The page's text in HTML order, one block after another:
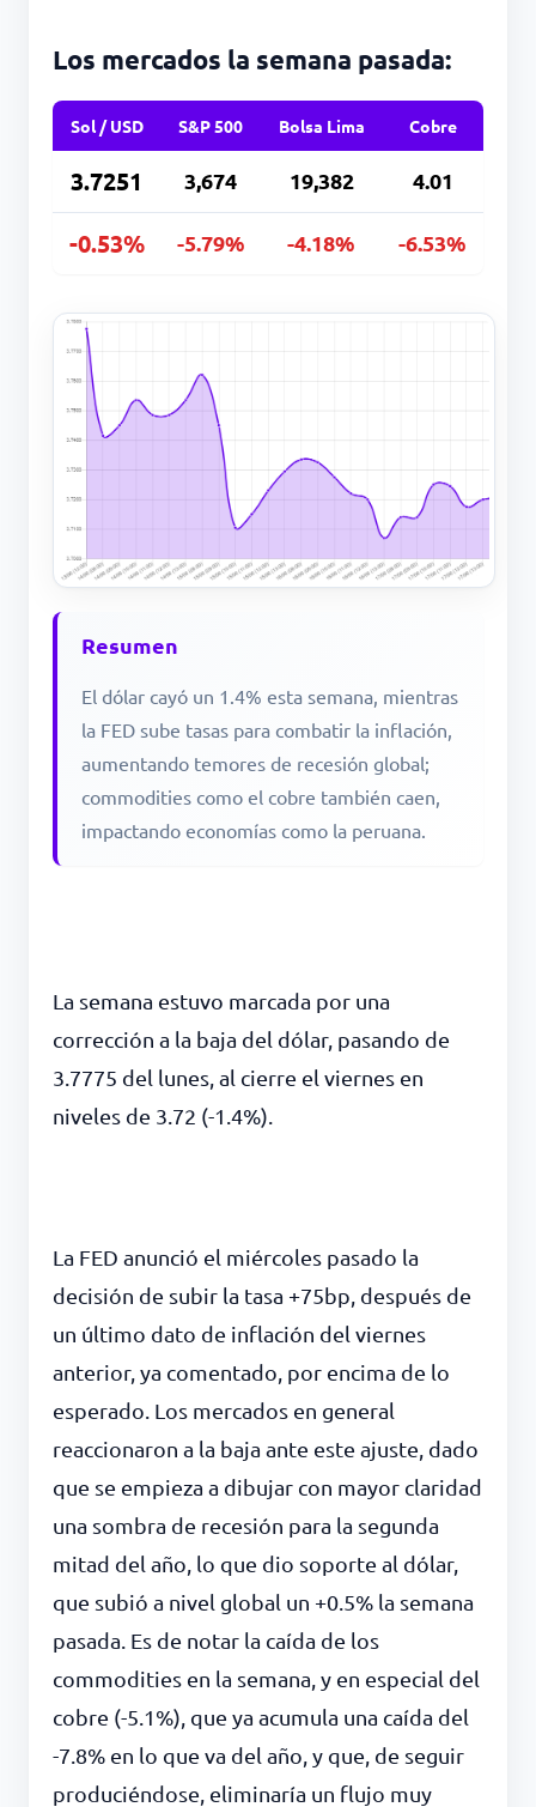
Los mercados la semana pasada:
Sol / USD S&P 500 Bolsa Lima Cobre
3.7251 3,674 19,382 4.01
-0.53% -5.79% -4.18% -6.53%
Resumen
El dólar cayó un 1.4% esta semana, mientras
la FED sube tasas para combatir la inflación,
aumentando temores de recesión global;
commodities como el cobre también caen,
impactando economías como la peruana.
La semana estuvo marcada por una
corrección a la baja del dólar, pasando de
3.7775 del lunes, al cierre el viernes en
niveles de 3.72 (-1.4%).
La FED anunció el miércoles pasado la
decisión de subir la tasa +75bp, después de
un último dato de inflación del viernes
anterior, ya comentado, por encima de lo
esperado. Los mercados en general
reaccionaron a la baja ante este ajuste, dado
que se empieza a dibujar con mayor claridad
una sombra de recesión para la segunda
mitad del año, lo que dio soporte al dólar,
que subió a nivel global un +0.5% la semana
pasada. Es de notar la caída de los
commodities en la semana, y en especial del
cobre (-5.1%), que ya acumula una caída del
-7.8% en lo que va del año, y que, de seguir
produciéndose, eliminaría un flujo muy